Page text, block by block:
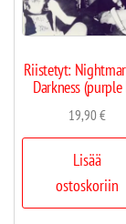
Riistetyt:
Darkness (purple
19,90€
Lisää
ostoskoriin